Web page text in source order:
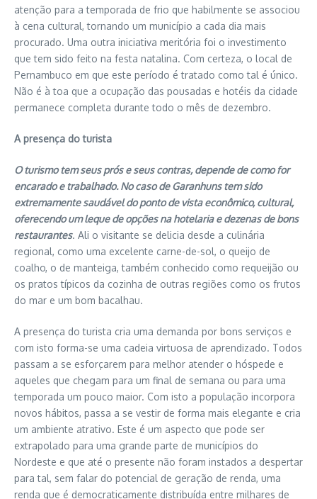
atenção para a temporada de frio que habilmente se associou
à cena cultural, tornando um município a cada dia mais
procurado. Uma outra iniciativa meritória foi o investimento
que tem sido feito na festa natalina. Com certeza, o local de
Pernambuco em que este período é tratado como tal é único.
Não é à toa que a ocupação das pousadas e hotéis da cidade
permanece completa durante todo o mês de dezembro.
A presença do turista
O turismo tem seus prós e seus contras, depende de como for
encarado e trabalhado. No caso de Garanhuns tem sido
extremamente saudável do ponto de vista econômico, cultural,
oferecendo um leque de opções na hotelaria e dezenas de bons
restaurantes. Ali o visitante se delicia desde a culinária
regional, como uma excelente carne-de-sol, o queijo de
coalho, o de manteiga, também conhecido como requeijão ou
os pratos típicos da cozinha de outras regiões como os frutos
do mar e um bom bacalhau.
A presença do turista cria uma demanda por bons serviços e
com isto forma-se uma cadeia virtuosa de aprendizado. Todos
passam a se esforçarem para melhor atender o hóspede e
aqueles que chegam para um final de semana ou para uma
temporada um pouco maior. Com isto a população incorpora
novos hábitos, passa a se vestir de forma mais elegante e cria
um ambiente atrativo. Este é um aspecto que pode ser
extrapolado para uma grande parte de municípios do
Nordeste e que até o presente não foram instados a despertar
para tal, sem falar do potencial de geração de renda, uma
renda que é democraticamente distribuída entre milhares de